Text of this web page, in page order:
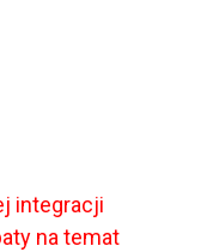
integracji
na temat